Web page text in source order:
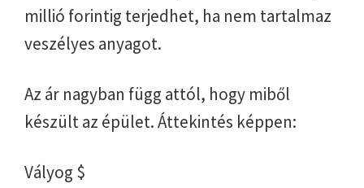
millió forintig terjedhet, ha nem tartalmaz
veszélyes anyagot.
Az ár nagyban függ attól, hogy miből
készült az épület. Áttekintés képpen:
Vályog $